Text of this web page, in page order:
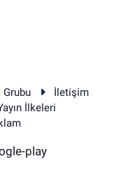
Grubu
İletişim
İlkeleri